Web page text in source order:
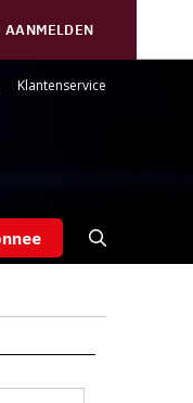
AANMELDEN
Klantenservice